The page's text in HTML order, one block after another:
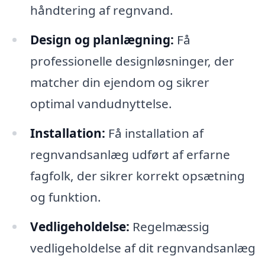
håndtering af regnvand.
Design og planlægning: Få
professionelle designløsninger, der
matcher din ejendom og sikrer
optimal vandudnyttelse.
Installation: Få installation af
regnvandsanlæg udført af erfarne
fagfolk, der sikrer korrekt opsætning
og funktion.
Vedligeholdelse: Regelmæssig
vedligeholdelse af dit regnvandsanlæg